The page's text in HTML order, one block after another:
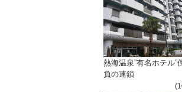
熱海温泉”有名ホテル”
負の連鎖